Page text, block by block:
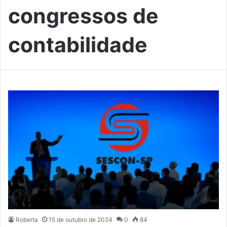
congressos de
contabilidade
Roberta 15 de outubro de 2024 0 84